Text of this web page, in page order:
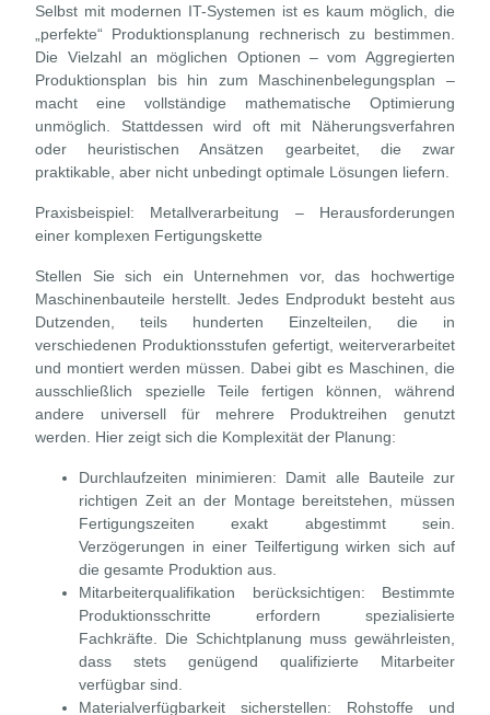
Selbst mit modernen IT-Systemen ist es kaum möglich, die
„perfekte“ Produktionsplanung rechnerisch zu bestimmen.
Die Vielzahl an möglichen Optionen – vom Aggregierten
Produktionsplan bis hin zum Maschinenbelegungsplan –
macht eine vollständige mathematische Optimierung
unmöglich. Stattdessen wird oft mit Näherungsverfahren
oder heuristischen Ansätzen gearbeitet, die zwar
praktikable, aber nicht unbedingt optimale Lösungen liefern.
Praxisbeispiel: Metallverarbeitung – Herausforderungen
einer komplexen Fertigungskette
Stellen Sie sich ein Unternehmen vor, das hochwertige
Maschinenbauteile herstellt. Jedes Endprodukt besteht aus
Dutzenden, teils hunderten Einzelteilen, die in
verschiedenen Produktionsstufen gefertigt, weiterverarbeitet
und montiert werden müssen. Dabei gibt es Maschinen, die
ausschließlich spezielle Teile fertigen können, während
andere universell für mehrere Produktreihen genutzt
werden. Hier zeigt sich die Komplexität der Planung:
Durchlaufzeiten minimieren: Damit alle Bauteile zur
richtigen Zeit an der Montage bereitstehen, müssen
Fertigungszeiten exakt abgestimmt sein.
Verzögerungen in einer Teilfertigung wirken sich auf
die gesamte Produktion aus.
Mitarbeiterqualifikation berücksichtigen: Bestimmte
Produktionsschritte erfordern spezialisierte
Fachkräfte. Die Schichtplanung muss gewährleisten,
dass stets genügend qualifizierte Mitarbeiter
verfügbar sind.
Materialverfügbarkeit sicherstellen: Rohstoffe und